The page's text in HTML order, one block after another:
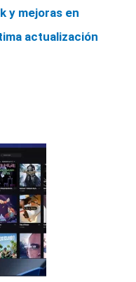
y mejoras en
actualización